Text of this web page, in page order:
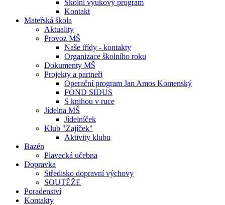
Školní vyukový program
Kontakt
Mateřská škola
Aktuality
Provoz MŠ
Naše třídy - kontakty
Organizace školního roku
Dokumenty MŠ
Projekty a partneři
Operační program Jan Amos Komenský
FOND SIDUS
S knihou v ruce
Jídelna MŠ
Jídelníček
Klub "Zajíček"
Aktivity klubu
Bazén
Plavecká učebna
Dopravka
Středisko dopravní výchovy
SOUTĚŽE
Poradenství
Kontakty